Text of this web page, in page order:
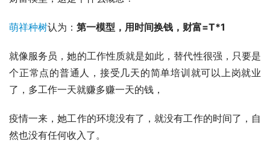
萌祥种树认为： 第一模型，用时间换钱，财富=T*1
就像服务员，她的工作性质就是如此，替代性很强，只要是
个正常点的普通人，接受几天的简单培训就可以上岗就业
了，多工作一天就赚多赚一天的钱，
疫情一来，她工作的环境没有了，就没有工作的时间了，自
然也没有任何收入了。